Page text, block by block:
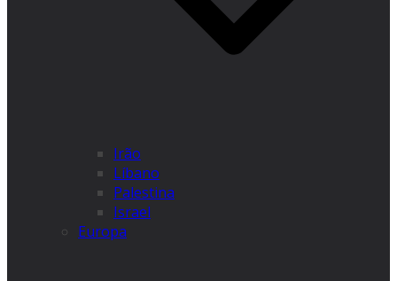
Irão
Líbano
Palestina
Israel
Europa